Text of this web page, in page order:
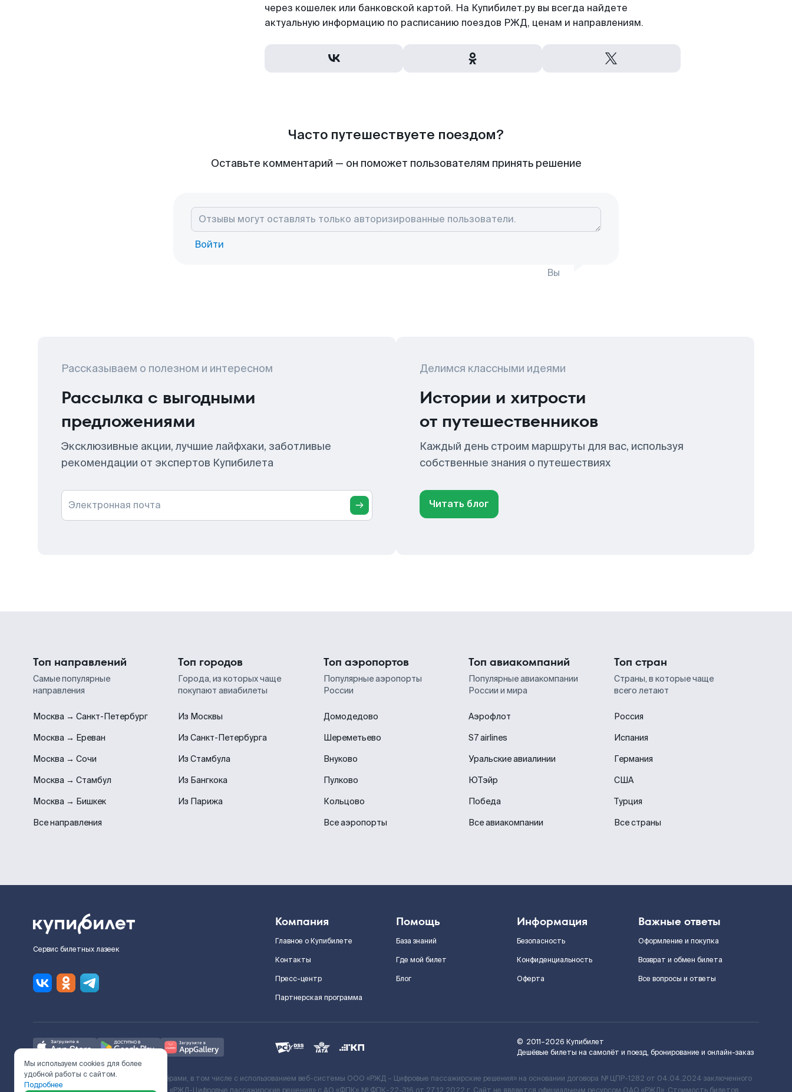
через кошелек или банковской картой. На Купибилет.ру вы всегда найдете
актуальную информацию по расписанию поездов РЖД, ценам и направлениям.
Часто путешествуете поездом?
Оставьте комментарий — он поможет пользователям принять решение
Войти
Вы
Рассказываем о полезном и интересном
Рассылка с выгодными
предложениями
Эксклюзивные акции, лучшие лайфхаки, заботливые
рекомендации от экспертов Купибилета
Электронная почта
Делимся классными идеями
Истории и хитрости
от путешественников
Каждый день строим маршруты для вас, используя
собственные знания о путешествиях
Читать блог
Топ направлений
Самые популярные
направления
Москва → Санкт-Петербург
Москва → Ереван
Москва → Сочи
Москва → Стамбул
Москва → Бишкек
Все направления
Топ городов
Города, из которых чаще
покупают авиабилеты
Из Москвы
Из Санкт-Петербурга
Из Стамбула
Из Бангкока
Из Парижа
Топ аэропортов
Популярные аэропорты
России
Домодедово
Шереметьево
Внуково
Пулково
Кольцово
Все аэропорты
Топ авиакомпаний
Популярные авиакомпании
России и мира
Аэрофлот
S7 airlines
Уральские авиалинии
ЮТэйр
Победа
Все авиакомпании
Топ стран
Страны, в которые чаще
всего летают
Россия
Испания
Германия
США
Турция
Все страны
Сервис билетных лазеек
Компания
Главное о Купибилете
Контакты
Пресс-центр
Партнерская программа
Помощь
База знаний
Где мой билет
Блог
Информация
Безопасность
Конфиденциальность
Оферта
Важные ответы
Оформление и покупка
Возврат и обмен билета
Все вопросы и ответы
© 2011–2026 Купибилет
Дешёвые билеты на самолёт и поезд, бронирование и онлайн-заказ
Ж/Д билеты предоставляются партнёрами, в том числе с использованием веб-системы ООО «РЖД – Цифровые пассажирские решения» на основании договора № ЦПР-1282 от 04.04.2024 заключенного
Мы используем cookies для более
удобной работы с сайтом.
Подробнее